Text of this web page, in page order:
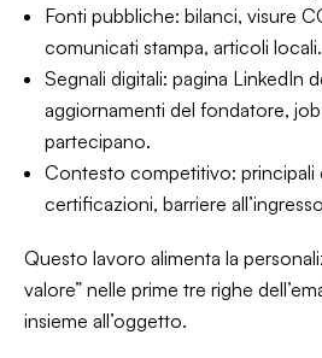
Fonti pubbliche: bilanci, visure
comunicati stampa, articoli locali.
Segnali digitali: pagina LinkedIn
aggiornamenti del fondatore,
partecipano.
Contesto competitivo: principali
certificazioni, barriere
Questo lavoro alimenta la
valore” nelle prime tre righe
insieme all’oggetto.